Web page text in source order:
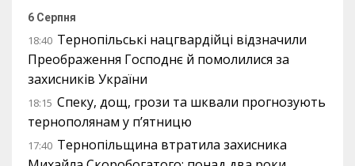
6 Серпня
18:40 Тернопільські нацгвардійці відзначили
Преображення Господнє й помолилися за
захисників України
18:15 Спеку, дощ, грози та шквали прогнозують
тернополянам у п’ятницю
17:40 Тернопільщина втратила захисника